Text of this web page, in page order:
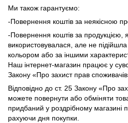
Ми також гарантуємо:
-Повернення коштів за неякісною
-Повернення коштів за продукцією,
використовувалася, але не
кольором або за іншими
Наш інтернет-магазин працює у
Закону «Про захист прав
Відповідно до ст. 25 Закону «Про
можете повернути або обміняти
придбаний у роздрібному магазині
рахуючи дня покупки.